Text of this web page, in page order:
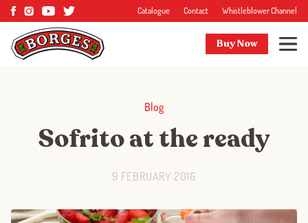
Catalogue Contact Whistleblower Channel
Buy Now
Blog
Sofrito at the ready
9 FEBRUARY 2016